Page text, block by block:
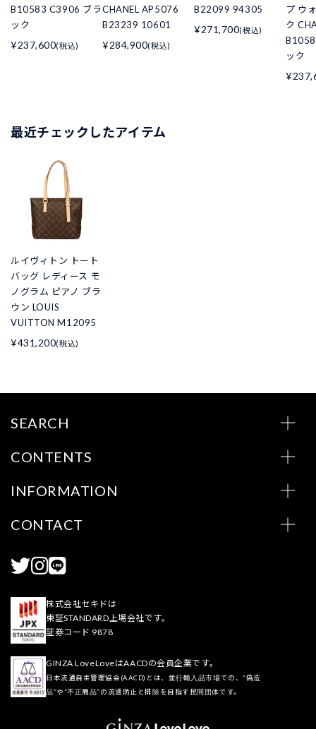
B10583 C3906 ブラ
ック
¥237,600(税込)
CHANEL AP5076
B23239 10601
¥284,900(税込)
B22099 94305
¥271,700(税込)
プ ウ
ク
ック
最近チェックしたアイテム
ルイヴィトン トート
バッグ レディース モ
ノグラム ピアノ ブラ
ウン LOUIS
VUITTON M12095
¥431,200(税込)
SEARCH
CONTENTS
INFORMATION
CONTACT
株式会社セキドは
東証STANDARD上場会社です。
証券コード 9878
GINZA LoveLoveはAACDの会員企業です。
日本流通自主管理協会(AACD)とは、並行輸入品市場での、“偽造
品”や“不正商品”の流通防止と排除を目指す民間団体です。